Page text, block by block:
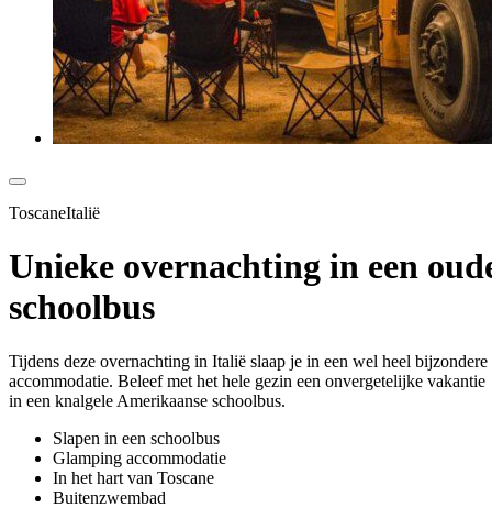
ToscaneItalië
Unieke overnachting in een
schoolbus
Tijdens deze overnachting in Italië slaap je in een wel heel bijzondere
accommodatie. Beleef met het hele gezin een onvergetelijke vakantie
in een knalgele Amerikaanse schoolbus.
Slapen in een schoolbus
Glamping accommodatie
In het hart van Toscane
Buitenzwembad